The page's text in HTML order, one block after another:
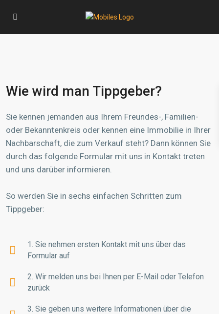
Wie wird man Tippgeber?
Sie kennen jemanden aus Ihrem Freundes-, Familien-
oder Bekanntenkreis oder kennen eine Immobilie in Ihrer
Nachbarschaft, die zum Verkauf steht? Dann können Sie
durch das folgende Formular mit uns in Kontakt treten
und uns darüber informieren.
So werden Sie in sechs einfachen Schritten zum
Tippgeber:
1. Sie nehmen ersten Kontakt mit uns über das
Formular auf
2. Wir melden uns bei Ihnen per E-Mail oder Telefon
zurück
3. Sie geben uns weitere Informationen über die